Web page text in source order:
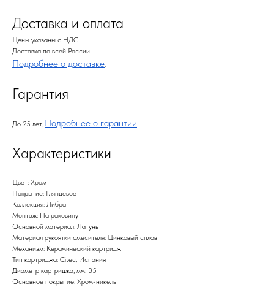
Доставка и оплата
Цены указаны с НДС
Доставка по всей России
Подробнее о доставке.
Гарантия
До 25 лет. Подробнее о гарантии.
Характеристики
Цвет: Хром
Покрытие: Глянцевое
Коллекция: Либра
Монтаж: На раковину
Основной материал: Латунь
Материал рукоятки смесителя: Цинковый сплав
Механизм: Керамический картридж
Тип картриджа: Citec, Испания
Диаметр картриджа, мм: 35
Основное покрытие: Хром-никель